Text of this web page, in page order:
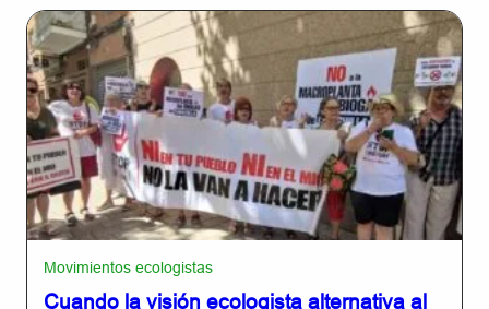
Movimientos ecologistas
Cuando la visión ecologista alternativa al